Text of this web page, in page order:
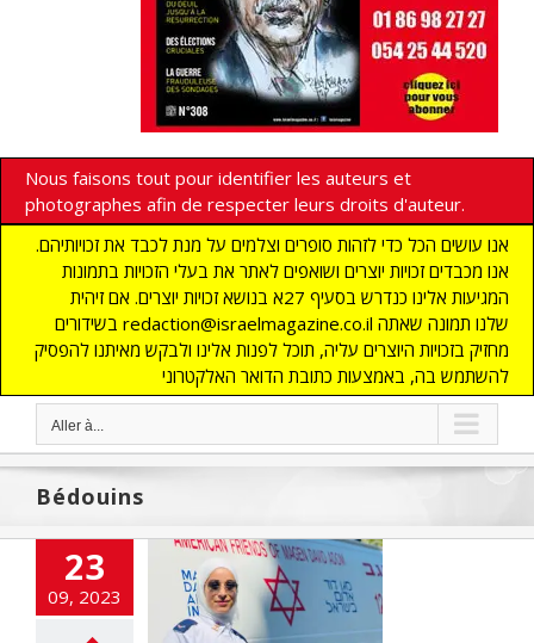
Nous faisons tout pour identifier les auteurs et
photographes afin de respecter leurs droits d'auteur.
אנו עושים הכל כדי לזהות סופרים וצלמים על מנת לכבד את זכויותיהם.
אנו מכבדים זכויות יוצרים ושואפים לאתר את בעלי הזכויות בתמונות
המגיעות אלינו כנדרש בסעיף 27א בנושא זכויות יוצרים. אם זיהית
בשידורים redaction@israelmagazine.co.il שלנו תמונה שאתה
מחזיק בזכויות היוצרים עליה, תוכל לפנות אלינו ולבקש מאיתנו להפסיק
להשתמש בה, באמצעות כתובת הדואר האלקטרוני
Aller à...
Bédouins
23
09, 2023
israéliens
Tsahal
conscription
Bédouine